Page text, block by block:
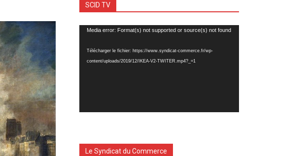
SCID TV
Lecteur
Media error: Format(s) not supported or source(s) not found
Télécharger le fichier: https://www.syndicat-commerce.fr/wp-
content/uploads/2019/12/IKEA-V2-TWITER.mp4?_=1
Le Syndicat du Commerce